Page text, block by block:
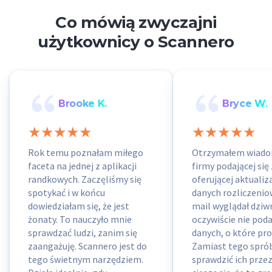
Co mówią zwyczajni
użytkownicy o Scannero
Brooke K.
Rok temu poznałam miłego
faceta na jednej z aplikacji
randkowych. Zaczęliśmy się
spotykać i w końcu
dowiedziałam się, że jest
żonaty. To nauczyło mnie
sprawdzać ludzi, zanim się
zaangażuję. Scannero jest do
tego świetnym narzędziem.
Bryce W.
Otrzymałem
firmy podającej
oferującej
danych
mail wyglądał
oczywiście nie
danych, o które
Zamiast tego
sprawdzić ich